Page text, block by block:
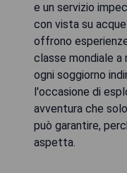
e un servizio
con vista su
offrono
classe mondiale a
ogni soggiorno
l'occasione di
avventura che
può garantire,
aspetta.